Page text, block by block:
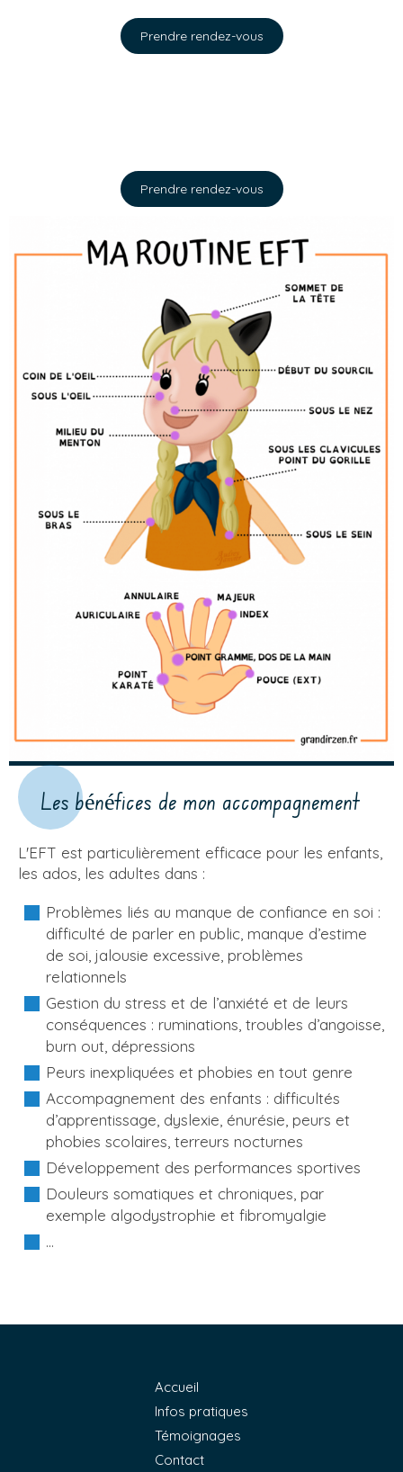
Prendre rendez-vous
Prendre rendez-vous
Les bénéfices de mon accompagnement
L'EFT est particulièrement efficace pour les enfants,
les ados, les adultes dans :
Problèmes liés au manque de confiance en soi :
difficulté de parler en public, manque d’estime
de soi, jalousie excessive, problèmes
relationnels
Gestion du stress et de l’anxiété et de leurs
conséquences : ruminations, troubles d’angoisse,
burn out, dépressions
Peurs inexpliquées et phobies en tout genre
Accompagnement des enfants : difficultés
d’apprentissage, dyslexie, énurésie, peurs et
phobies scolaires, terreurs nocturnes
Développement des performances sportives
Douleurs somatiques et chroniques, par
exemple algodystrophie et fibromyalgie
...
Accueil
Infos pratiques
Témoignages
Contact